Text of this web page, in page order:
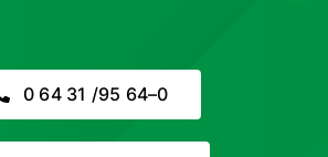
0 64 31 /​95 64–0